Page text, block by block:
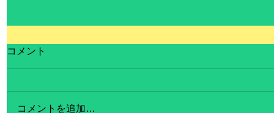
コメント
コメントを追加…